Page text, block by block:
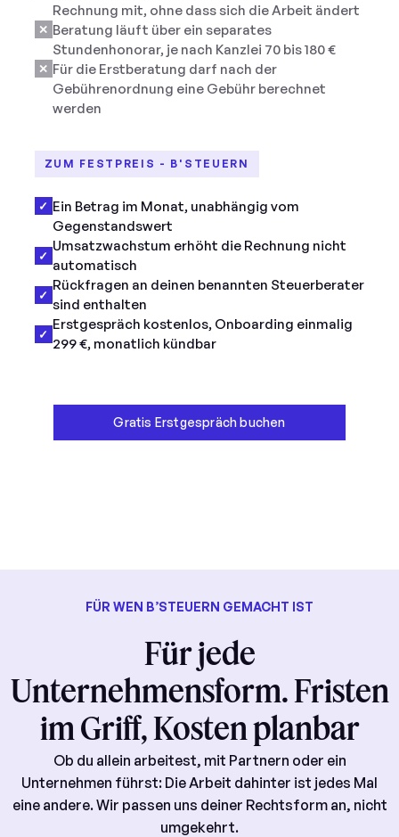
Rechnung mit, ohne dass sich die Arbeit ändert
✕ Beratung läuft über ein separates
Stundenhonorar, je nach Kanzlei 70 bis 180 €
✕ Für die Erstberatung darf nach der
Gebührenordnung eine Gebühr berechnet
werden
ZUM FESTPREIS - B'STEUERN
✓ Ein Betrag im Monat, unabhängig vom
Gegenstandswert
✓
Umsatzwachstum erhöht die Rechnung nicht
automatisch
✓
Rückfragen an deinen benannten Steuerberater
sind enthalten
✓
Erstgespräch kostenlos, Onboarding einmalig
299 €, monatlich kündbar
Gratis Erstgespräch buchen
FÜR WEN B’STEUERN GEMACHT IST
Für jede
Unternehmensform. Fristen
im Griff, Kosten planbar
Ob du allein arbeitest, mit Partnern oder ein
Unternehmen führst: Die Arbeit dahinter ist jedes Mal
eine andere. Wir passen uns deiner Rechtsform an, nicht
umgekehrt.